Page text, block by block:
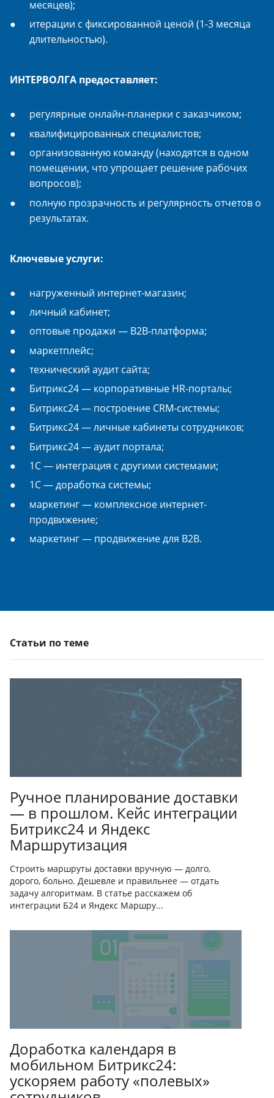
месяцев);
итерации с фиксированной ценой (1-3 месяца
длительностью).
ИНТЕРВОЛГА предоставляет:
регулярные онлайн-планерки с заказчиком;
квалифицированных специалистов;
организованную команду (находятся в одном
помещении, что упрощает решение рабочих
вопросов);
полную прозрачность и регулярность отчетов о
результатах.
Ключевые услуги:
нагруженный интернет-магазин;
личный кабинет;
оптовые продажи — B2B-платформа;
маркетплейс;
технический аудит сайта;
Битрикс24 — корпоративные HR-порталы;
Битрикс24 — построение CRM-системы;
Битрикс24 — личные кабинеты сотрудников;
Битрикс24 — аудит портала;
1С — интеграция с другими системами;
1С — доработка системы;
маркетинг — комплексное интернет-
продвижение;
маркетинг — продвижение для B2B.
Статьи по теме
Ручное планирование доставки
— в прошлом. Кейс интеграции
Битрикс24 и Яндекс
Маршрутизация
Строить маршруты доставки вручную — долго,
дорого, больно. Дешевле и правильнее — отдать
задачу алгоритмам. В статье расскажем об
интеграции Б24 и Яндекс Маршру...
Доработка календаря в
мобильном Битрикс24:
ускоряем работу «полевых»